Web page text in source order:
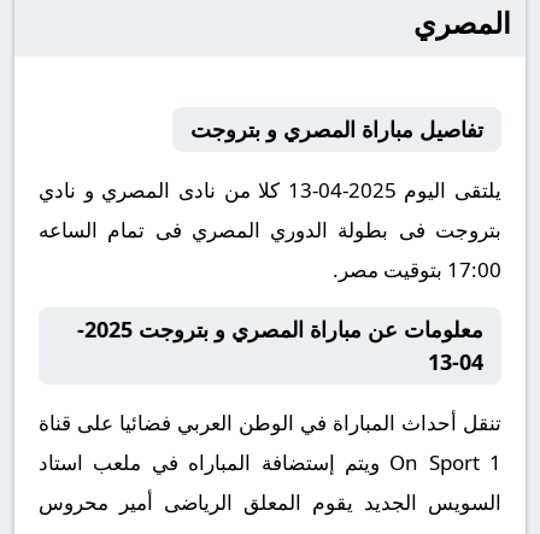
المصري
تفاصيل مباراة المصري و بتروجت
يلتقى اليوم 2025-04-13 كلا من نادى المصري و نادي
بتروجت فى بطولة الدوري المصري فى تمام الساعه
17:00 بتوقيت مصر.
معلومات عن مباراة المصري و بتروجت 2025-
04-13
تنقل أحداث المباراة في الوطن العربي فضائيا على قناة
On Sport 1 ويتم إستضافة المباراه في ملعب استاد
السويس الجديد يقوم المعلق الرياضى أمير محروس